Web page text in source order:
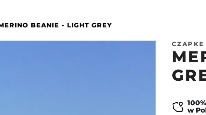
BEANIE - LIGHT GREY
w